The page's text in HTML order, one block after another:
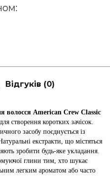
Відгуків (0)
волосся American Crew Classic
створення коротких зачісок.
засобу поєднується із
екстракти, що містяться
зробити будь-яке укладання.
глини тим, хто шукає
легким ароматом або часто